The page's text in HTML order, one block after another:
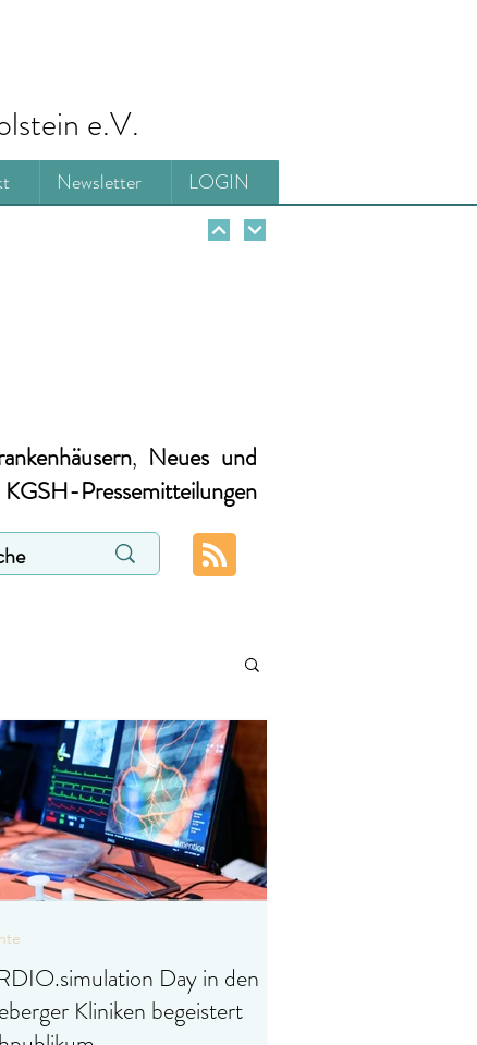
Newsletter LOGIN
e.V.
, Neues und
KGSH-Pressemitteilungen
Day in den
Kliniken begeistert